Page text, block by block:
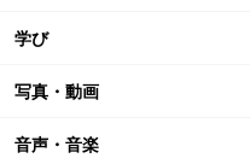
学び
写真・動画
音声・音楽